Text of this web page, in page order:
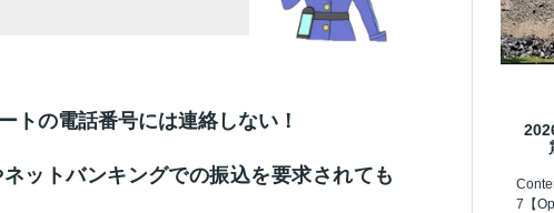
トの電話番号には連絡しない！
ットバンキングでの振込を要求されても
7【